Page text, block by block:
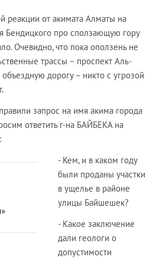
реакции от акимата Алматы на
Бендицкого про сползающую гору
Очевидно, что пока оползень не
трассы – проспект Аль-
дорогу – никто с угрозой
запрос на имя акима города
ответить г-на БАЙБЕКА на
- Кем, и в каком году
были проданы участки
в ущелье в районе
улицы Байшешек?
- Какое заключение
дали геологи о
допустимости